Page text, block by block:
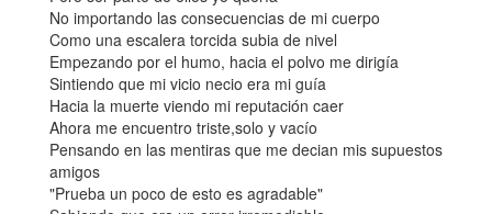
No importando las consecuencias de mi cuerpo
Como una escalera torcida subia de nivel
Empezando por el humo, hacia el polvo me dirigía
Sintiendo que mi vicio necio era mi guía
Hacia la muerte viendo mi reputación caer
Ahora me encuentro triste,solo y vacío
Pensando en las mentiras que me decian mis supuestos
amigos
"Prueba un poco de esto es agradable"